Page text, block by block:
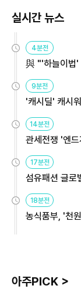
실시간 뉴스
4분전
與 "'하늘이법'
9분전
'캐시딜' 캐시
14분전
관세전쟁 '엔
용해야
17분전
섬유패션 글
원
18분전
농식품부, '천
아주PICK >